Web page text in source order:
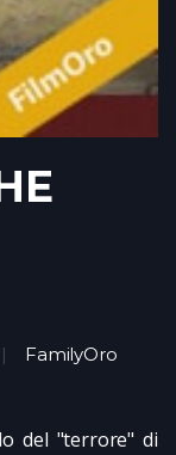
FamilyOro
del "terrore" di